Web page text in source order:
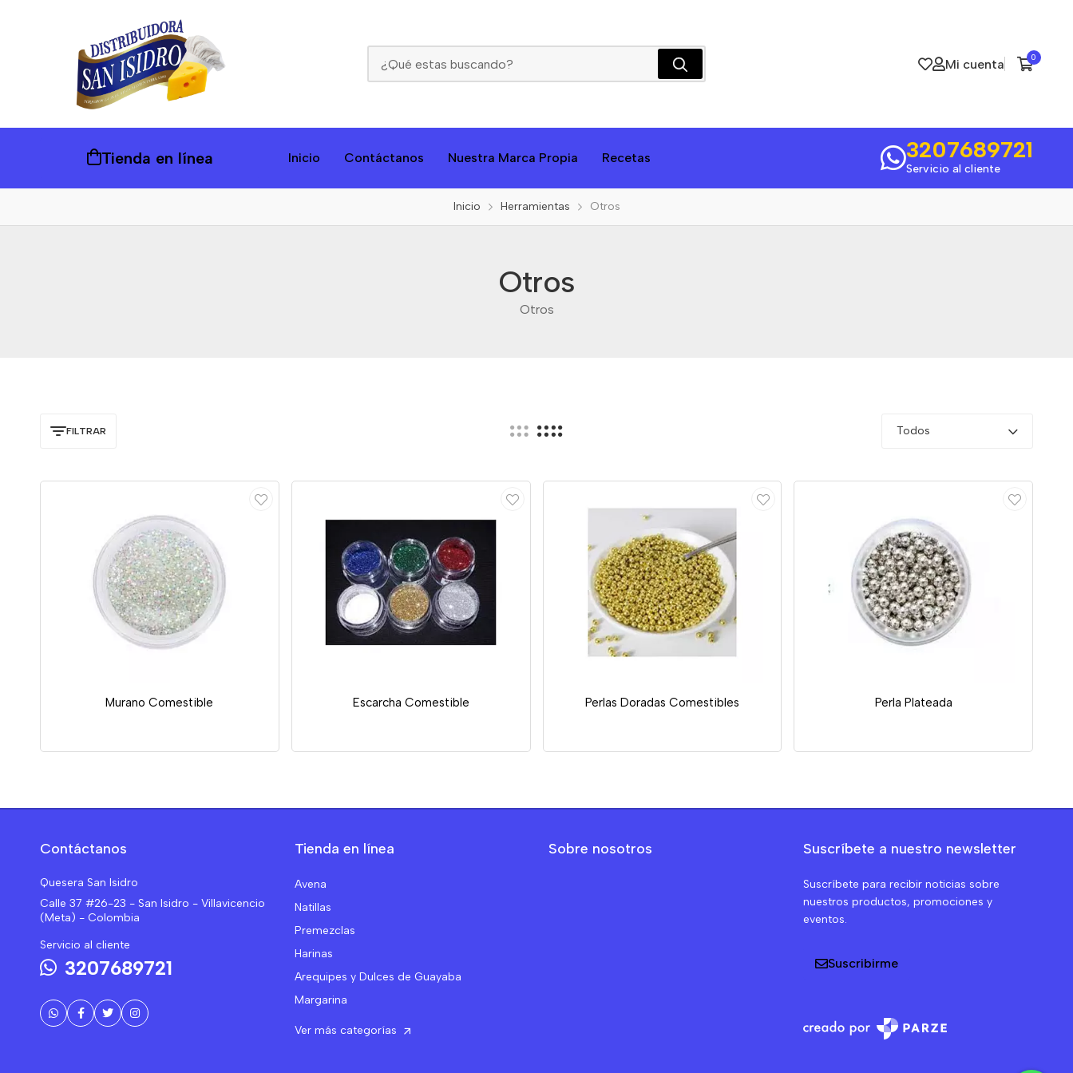
Mi cuenta 0
Tienda en línea Inicio Contáctanos Nuestra Marca Propia Recetas 3207689721
Servicio al cliente
Inicio Herramientas Otros
Otros
Otros
FILTRAR Todos
Murano Comestible Escarcha Comestible Perlas Doradas Comestibles Perla Plateada
Contáctanos
Quesera San Isidro
Calle 37 #26-23 - San Isidro - Villavicencio
(Meta) - Colombia
Servicio al cliente
3207689721
Tienda en línea
Avena
Natillas
Premezclas
Harinas
Arequipes y Dulces de Guayaba
Margarina
Ver más categorías
Sobre nosotros Suscríbete a nuestro newsletter
Suscríbete para recibir noticias sobre
nuestros productos, promociones y
eventos.
Suscribirme